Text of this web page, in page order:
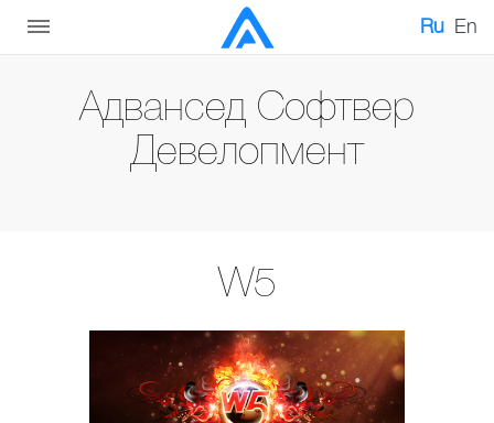
Ru En
Адвансед Софтвер
Девелопмент
W5